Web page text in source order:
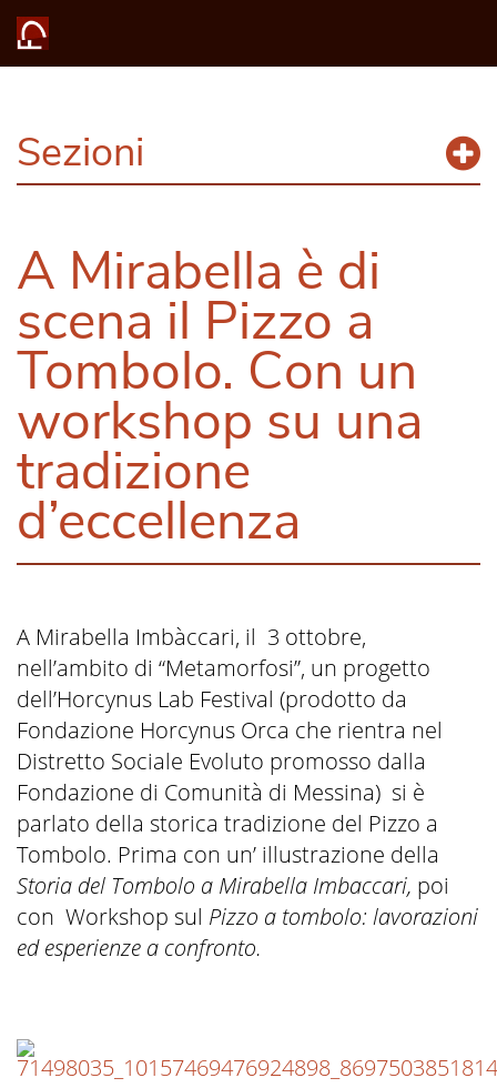
Sezioni
A Mirabella è di
scena il Pizzo a
Tombolo. Con un
workshop su una
tradizione
d’eccellenza
A Mirabella Imbàccari, il 3 ottobre,
nell’ambito di “Metamorfosi”, un progetto
dell’Horcynus Lab Festival (prodotto da
Fondazione Horcynus Orca che rientra nel
Distretto Sociale Evoluto promosso dalla
Fondazione di Comunità di Messina) si è
parlato della storica tradizione del Pizzo a
Tombolo. Prima con un’ illustrazione della
Storia del Tombolo a Mirabella Imbaccari, poi
con Workshop sul Pizzo a tombolo: lavorazioni
ed esperienze a confronto.